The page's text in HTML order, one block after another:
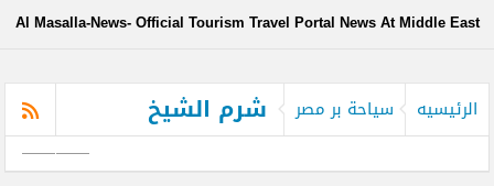
في اليوم العالمي للغة العربية: تعرف على العالم المصري الذي أدخل اللغة العربية إلى روسيا
Al Masalla-News- Official Tourism Travel Portal News At Middle East
الرئيسيه سياحة بر مصر شرم الشيخ